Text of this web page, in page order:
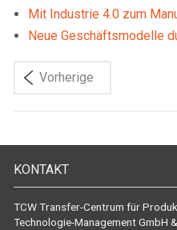
Mit Industrie 4.0 zum
Neue Geschäftsmodelle
Vorherige
KONTAKT
TCW Transfer-Centrum für
Technologie-Management GmbH